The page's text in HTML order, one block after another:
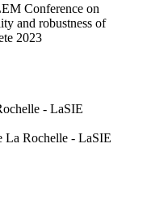
Conference on
and robustness of
2023
- LaSIE
La Rochelle - LaSIE